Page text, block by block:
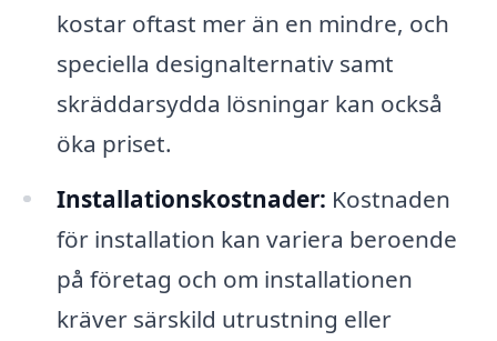
kostar oftast mer än en mindre, och
speciella designalternativ samt
skräddarsydda lösningar kan också
öka priset.
Installationskostnader: Kostnaden
för installation kan variera beroende
på företag och om installationen
kräver särskild utrustning eller